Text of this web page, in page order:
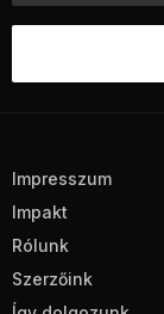
Impresszum
Impakt
Rólunk
Szerzőink